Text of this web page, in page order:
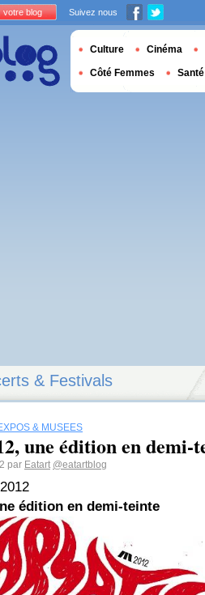
& Festivals
& MUSÉES
une édition en demi-
par Eatart @eatartblog
édition en demi-teinte
votre blog Suivez nous
Culture Cinéma
Côté Femmes Santé